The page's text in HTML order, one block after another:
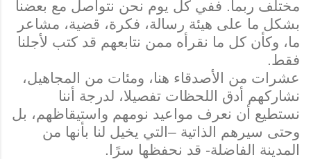
مختلف ربما. ففي كل يوم نحن نتواصل مع بعضنا
بشكل ما على هيئة رسالة، فكرة، قضية، مشاعر
ما، وكأن كل ما نقرأه ممن نتابعهم قد كتب لأجلنا
فقط.
عشرات من الأصدقاء هنا، ومئات من المجاهيل،
نشاركهم أدق اللحظات تفصيلا، لدرجة أننا
نستطيع أن نعرف مواعيد نومهم واستيقاظهم، بل
وحتى سيرهم الذاتية –التي يخيل لنا بأنها من
المدينة الفاضلة- قد نحفظها سرًا.